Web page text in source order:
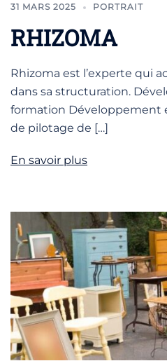
31 MARS 2025 PORTRAIT
RHIZOMA
Rhizoma est l’experte qui
dans sa structuration.
formation Développement
de pilotage de […]
En savoir plus